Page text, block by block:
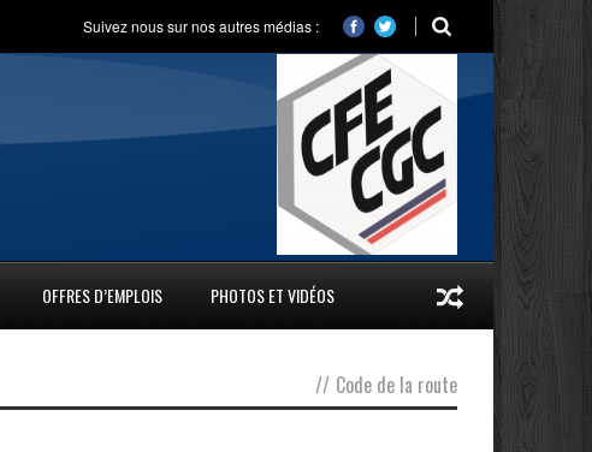
Suivez nous sur nos autres médias :
OFFRES D’EMPLOIS PHOTOS ET VIDÉOS
// Code de la route